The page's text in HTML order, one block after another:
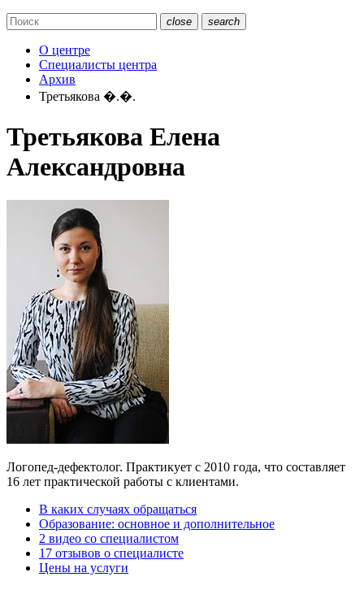
close search
О центре
Специалисты центра
Архив
Третьякова �.�.
Третьякова Елена
Александровна
Логопед-дефектолог. Практикует с 2010 года, что составляет
16 лет практической работы с клиентами.
В каких случаях обращаться
Образование: основное и дополнительное
2 видео со специалистом
17 отзывов о специалисте
Цены на услуги